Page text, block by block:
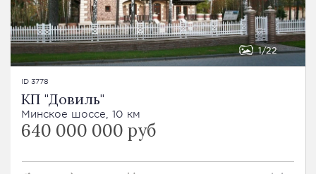
1 22
ID 3778
КП "Довиль"
Минское шоссе, 10 км
640 000 000 руб